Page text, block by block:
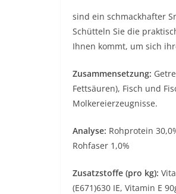
sind ein schmackhafter
Schütteln Sie die
Ihnen kommt, um sich
Zusammensetzung:
Fettsäuren), Fisch und
Molkereierzeugnisse.
Analyse: Rohprotein
Rohfaser 1,0%
Zusatzstoffe (pro kg):
(E671)630 IE, Vitamin E